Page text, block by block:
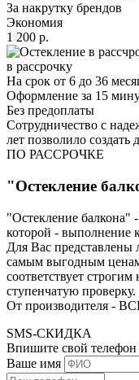
За накрутку брендов
Экономия
1 200 р.
в рассрочку
На срок от 6 до 36
Оформление за 15
Без предоплаты
Сотрудничество с
лет позволило
ПО РАССРОЧКЕ
"Остекление
"Остекление балкона"
которой - выполнение
Для Вас
самым выгодным
соответствует
ступенчатую проверку.
От производителя -
SMS-СКИДКА
Впишите свой телефон
Ваше имя